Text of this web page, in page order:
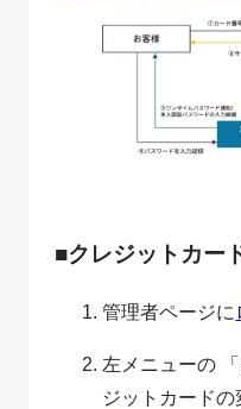
■クレジットカー
管理者ページに
左メニューの
ジットカードの